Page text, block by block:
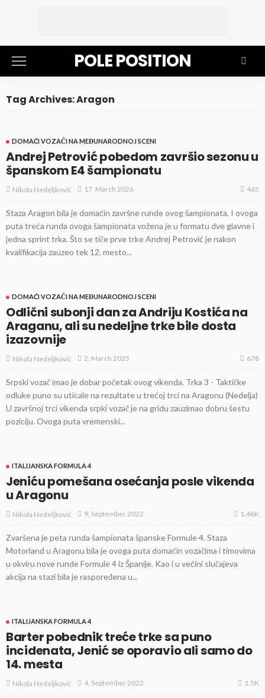
POLE POSITION
Tag Archives: Aragon
DOMAĆI VOZAČI NA MEĐUNARODNOJ SCENI
Andrej Petrović pobedom završio sezonu u
španskom E4 šampionatu
Nikola Nedeljković 17, March 2026 465
Staza Aragon bila je domaćin završne runde ovog šampionata. I ovoga
puta treća runda ovoga šampionata vožena je u formatu dve glavne i
jedna sprint trka. Što se tiče prve trke Andrej Petrović je nakon
kvalifikacija zauzeo tek 12. mesto...
DOMAĆI VOZAČI NA MEĐUNARODNOJ SCENI
Odlični subonji dan za Andriju Kostića na
Araganu, ali su nedeljne trke bile dosta
izazovnije
Nikola Nedeljković 2, March 2025 678
Srpski vozač imao je dobar početak ovog vikenda. Trka 3 - Taktičke
odluke puno su uticale na rezultate u trećoj trci na Aragonu (Nedelja)
U završnoj trci vikenda srpki vozač je na gridu zauzimao dobru šestu
poziciju. Ovoga puta vremenski...
ITALIJANSKA FORMULA 4
Jeniću pomešana osećanja posle vikenda
u Aragonu
Nikola Nedeljković 9, September 2022 1.46K
Zvaršena je peta runda šampionata španske Formule 4. Staza
Motorland u Aragonu bila je ovoga puta domaćin vozačima i timovima
u okviru nove runde Formule 4 iz Španije. Kao i u većini slučajeva
akcija na stazi bila je raspoređena u...
ITALIJANSKA FORMULA 4
Barter pobednik treće trke sa puno
incidenata, Jenić se oporavio ali samo do
14. mesta
Nikola Nedeljković 4, September 2022 1.5K